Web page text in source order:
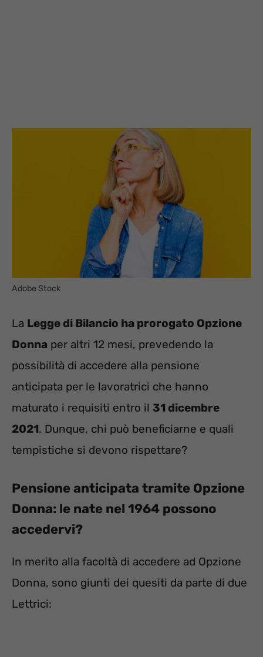
Adobe Stock
La Legge di Bilancio ha prorogato Opzione
Donna per altri 12 mesi, prevedendo la
possibilità di accedere alla pensione
anticipata per le lavoratrici che hanno
maturato i requisiti entro il 31 dicembre
2021. Dunque, chi può beneficiarne e quali
tempistiche si devono rispettare?
Pensione anticipata tramite Opzione
Donna: le nate nel 1964 possono
accedervi?
In merito alla facoltà di accedere ad Opzione
Donna, sono giunti dei quesiti da parte di due
Lettrici: